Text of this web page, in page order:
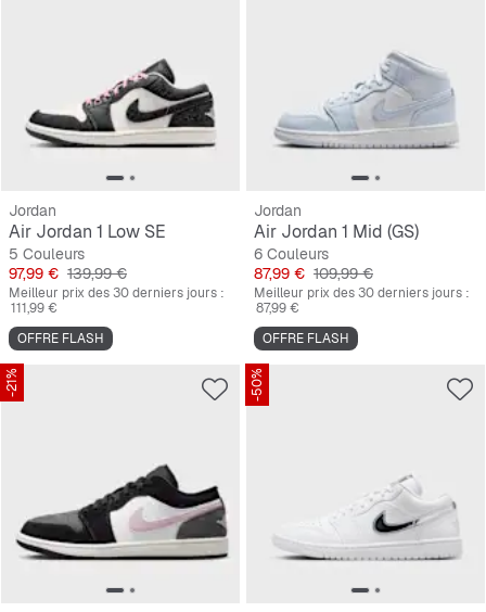
Jordan
Air Jordan 1 Low SE
5 Couleurs
Prix
97,99 € Prix original
139,99 €
Meilleur prix des 30 derniers jours :
111,99 €
OFFRE FLASH
Jordan
Air Jordan 1 Mid (GS)
6 Couleurs
Prix
87,99 € Prix original
109,99 €
Meilleur prix des 30 derniers jours :
87,99 €
OFFRE FLASH
-21% -50%